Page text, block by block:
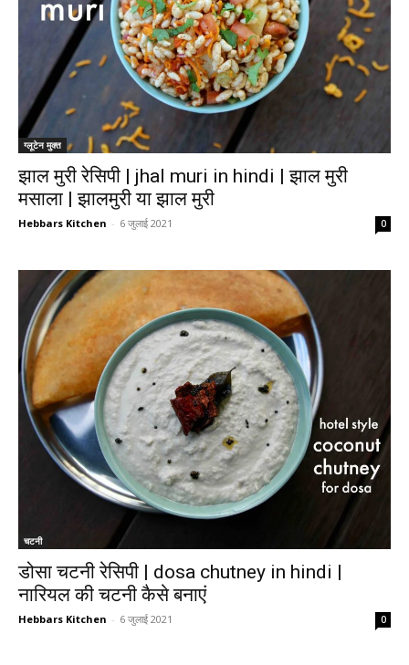
ग्लूटेन मुक्त
झाल मुरी रेसिपी | jhal muri in hindi | झाल मुरी
मसाला | झालमुरी या झाल मुरी
Hebbars Kitchen - 6 जुलाई 2021 0
चटनी
डोसा चटनी रेसिपी | dosa chutney in hindi |
नारियल की चटनी कैसे बनाएं
Hebbars Kitchen - 6 जुलाई 2021 0